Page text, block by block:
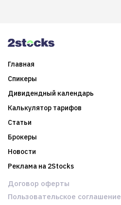
Главная
Спикеры
Дивидендный календарь
Калькулятор тарифов
Статьи
Брокеры
Новости
Реклама на 2Stocks
Договор оферты
Пользовательское соглашение